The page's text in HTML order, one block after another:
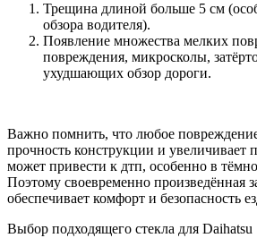
Трещина длиной больше 5 см
обзора водителя).
Появление множества мелких
повреждения, микросколы,
ухудшающих обзор дороги.
Важно помнить, что любое
прочность конструкции и увеличивает
может привести к дтп, особенно в
Поэтому своевременно произведённая
обеспечивает комфорт и безопасность
Выбор подходящего стекла для Daihatsu